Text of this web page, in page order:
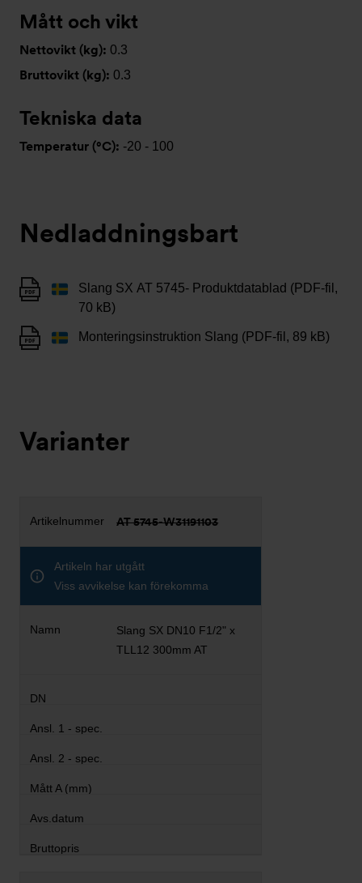
Mått och vikt
Nettovikt (kg): 0.3
Bruttovikt (kg): 0.3
Tekniska data
Temperatur (°C): -20 - 100
Nedladdningsbart
Slang SX AT 5745- Produktdatablad (PDF-fil,
70 kB)
Monteringsinstruktion Slang (PDF-fil, 89 kB)
Varianter
AT 5745-W31191103
Artikeln har utgått
Viss avvikelse kan förekomma
Slang SX DN10 F1/2" x
TLL12 300mm AT